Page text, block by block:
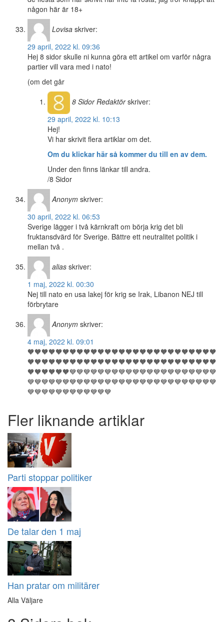
någon här är 18+
Lovisa skriver:
29 april, 2022 kl. 09:36
Hej 8 sidor skulle ni kunna göra ett artikel om varför några
partier vill vara med i nato!
(om det går
8 Sidor Redaktör skriver:
29 april, 2022 kl. 10:13
Hej!
Vi har skrivit flera artiklar om det.
Om du klickar här så kommer du till en av dem.
Under den finns länkar till andra.
/8 Sidor
Anonym skriver:
30 april, 2022 kl. 06:53
Sverige lägger i två kärnkraft om börja krig det bli
fruktansdvärd för Sverige. Bättre ett neutralitet politik i
mellan två .
alias skriver:
1 maj, 2022 kl. 00:30
Nej till nato en usa lakej för krig se Irak, Libanon NEJ till
förbrytare
Anonym skriver:
4 maj, 2022 kl. 09:01
🧡🧡🧡🧡🧡🧡🧡🧡🧡🧡🧡🧡🧡🧡🧡🧡🧡🧡🧡🧡🧡🧡🧡🧡🧡🧡🧡
🧡🧡🧡🧡🧡🧡🧡🧡🧡🧡🧡🧡🧡🧡🧡🧡🧡🧡🧡🧡🧡🧡🧡🧡🧡🧡🧡
🧡🧡🧡🧡🧡🧡💙💙💙💙💙💙💙💙💙💙💙💙💙💙💙💙💙💙💙💙💙
💙💙💙💙💙💙💙💙💙💙💙💙💙💙💙💙💙💙💙💙💙💙💙💙💙💙💙
💙💙💙💙💙💙💙💙💙💙💙💙
Fler liknande artiklar
Parti stoppar politiker
De talar den 1 maj
Han pratar om militärer
Alla Väljare